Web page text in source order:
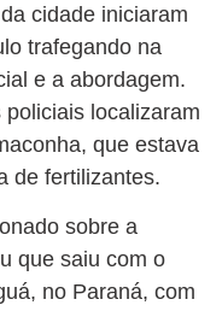
cidade iniciaram
trafegando na
e a abordagem.
localizaram
que estava
de fertilizantes.
sobre a
que saiu com o
no Paraná, com